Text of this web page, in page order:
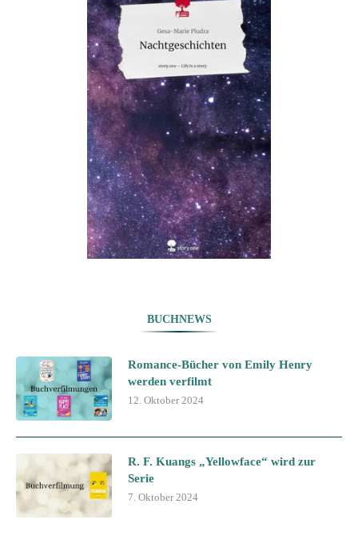
BUCHNEWS
Romance-Bücher von Emily Henry
werden verfilmt
12. Oktober 2024
R. F. Kuangs „Yellowface“ wird zur
Serie
7. Oktober 2024